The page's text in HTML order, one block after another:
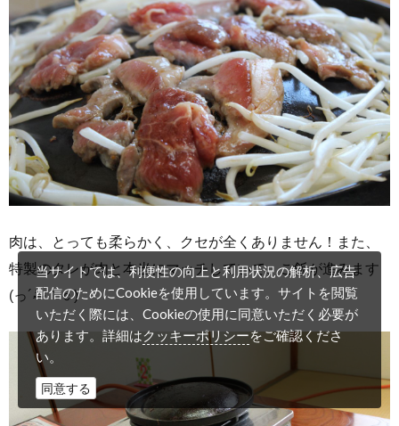
肉は、とっても柔らかく、クセが全くありません！また、
特製のタレが肉と本当にマッチしていて、ご飯が進みます
(っ´ސު｀ｃ)
当サイトでは、利便性の向上と利用状況の解析、広告
配信のためにCookieを使用しています。サイトを閲覧
いただく際には、Cookieの使用に同意いただく必要が
あります。詳細はクッキーポリシーをご確認くださ
い。
同意する